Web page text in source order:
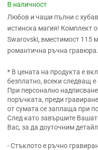
В наличност
Любов и чаши пълни с
истинска магия! Комплект
Swarovski, вместимост 115
романтична ръчна гравюра.
* В цената на продукта е
безплатно, всеки следващ
При персонално
поръчката, преди
от сумата се заплаща при
След като завършите
Вас, за да доуточним
- Стъклото е ръчно